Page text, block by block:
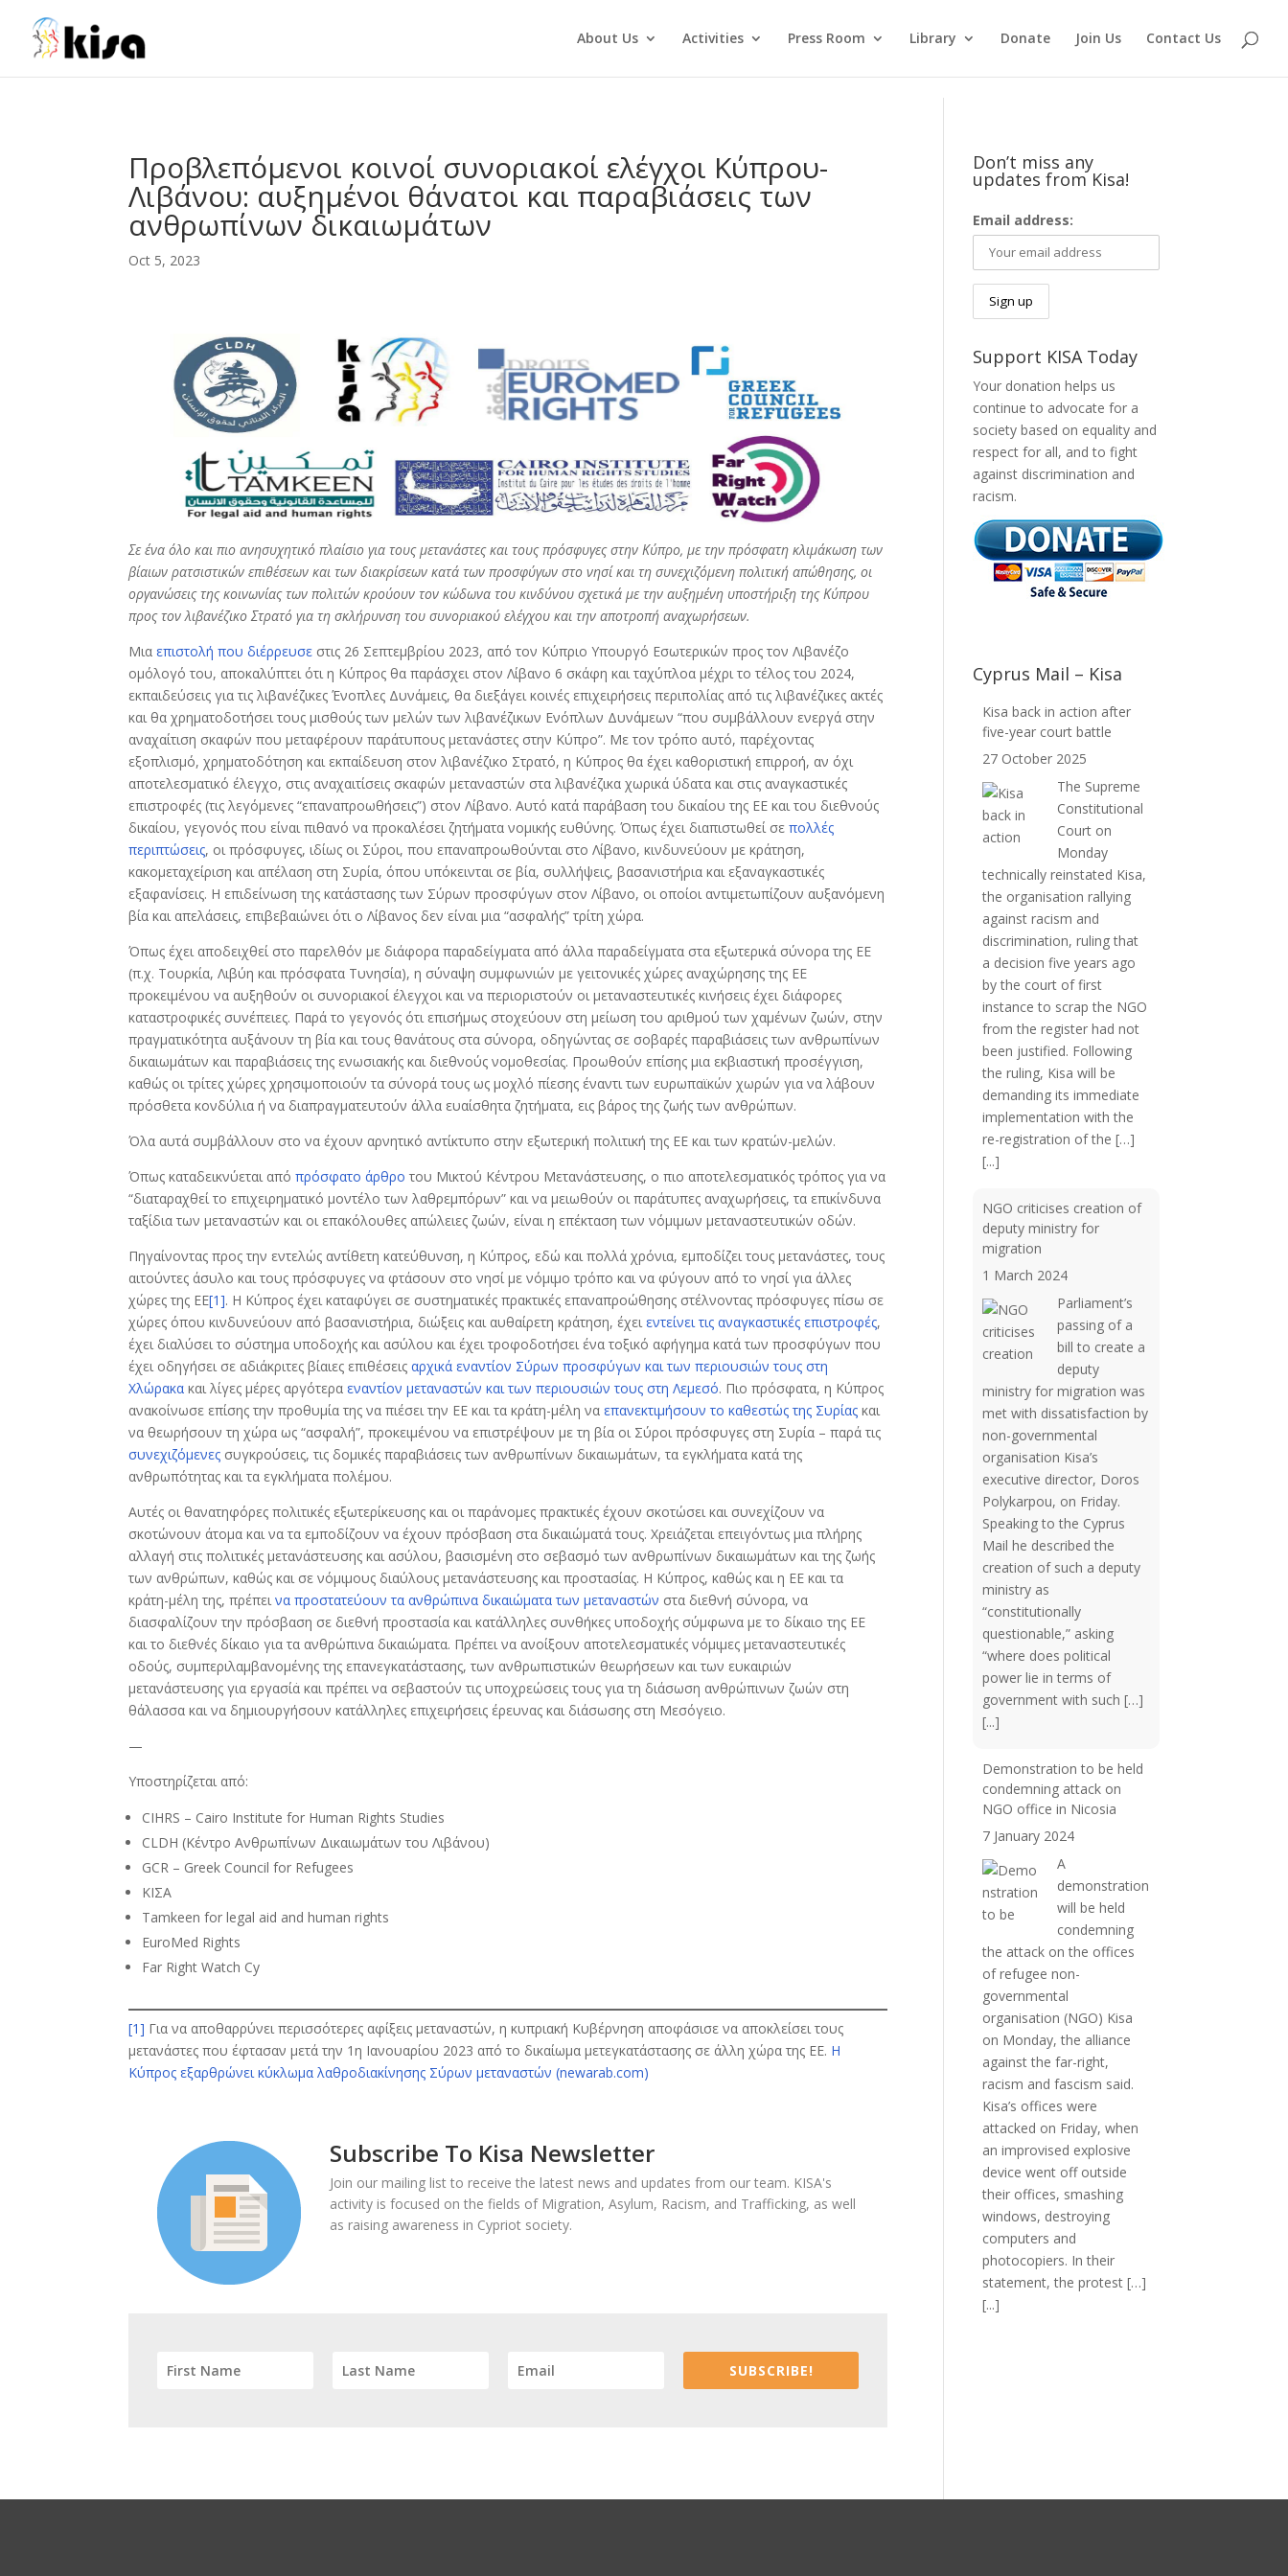
About Us
Activities Press Room Library Donate Join Us Contact Us
Προβλεπόμενοι κοινοί συνοριακοί ελέγχοι Κύπρου-
Λιβάνου: αυξημένοι θάνατοι και παραβιάσεις των
ανθρωπίνων δικαιωμάτων
Oct 5, 2023
Σε ένα όλο και πιο ανησυχητικό πλαίσιο για τους μετανάστες και τους πρόσφυγες στην Κύπρο, με την πρόσφατη κλιμάκωση των
βίαιων ρατσιστικών επιθέσεων και των διακρίσεων κατά των προσφύγων στο νησί και τη συνεχιζόμενη πολιτική απώθησης, οι
οργανώσεις της κοινωνίας των πολιτών κρούουν τον κώδωνα του κινδύνου σχετικά με την αυξημένη υποστήριξη της Κύπρου
προς τον λιβανέζικο Στρατό για τη σκλήρυνση του συνοριακού ελέγχου και την αποτροπή αναχωρήσεων.
Μιαεπιστολή που διέρρευσε στις 26 Σεπτεμβρίου 2023, από τον Κύπριο Υπουργό Εσωτερικών προς τον Λιβανέζο
ομόλογό του, αποκαλύπτει ότι η Κύπρος θα παράσχει στον Λίβανο 6 σκάφη και ταχύπλοα μέχρι το τέλος του 2024,
εκπαιδεύσεις για τις λιβανέζικες Ένοπλες Δυνάμεις, θα διεξάγει κοινές επιχειρήσεις περιπολίας από τις λιβανέζικες ακτές
και θα χρηματοδοτήσει τους μισθούς των μελών των λιβανέζικων Ενόπλων Δυνάμεων “που συμβάλλουν ενεργά στην
αναχαίτιση σκαφών που μεταφέρουν παράτυπους μετανάστες στην Κύπρο”. Με τον τρόπο αυτό, παρέχοντας
εξοπλισμό, χρηματοδότηση και εκπαίδευση στον λιβανέζικο Στρατό, η Κύπρος θα έχει καθοριστική επιρροή, αν όχι
αποτελεσματικό έλεγχο, στις αναχαιτίσεις σκαφών μεταναστών στα λιβανέζικα χωρικά ύδατα και στις αναγκαστικές
επιστροφές (τις λεγόμενες “επαναπροωθήσεις”) στον Λίβανο. Αυτό κατά παράβαση του δικαίου της ΕΕ και του διεθνούς
δικαίου, γεγονός που είναι πιθανό να προκαλέσει ζητήματα νομικής ευθύνης. Όπως έχει διαπιστωθεί σεπολλές
περιπτώσεις, οι πρόσφυγες, ιδίως οι Σύροι, που επαναπροωθούνται στο Λίβανο, κινδυνεύουν με κράτηση,
κακομεταχείριση και απέλαση στη Συρία, όπου υπόκεινται σε βία, συλλήψεις, βασανιστήρια και εξαναγκαστικές
εξαφανίσεις. Η επιδείνωση της κατάστασης των Σύρων προσφύγων στον Λίβανο, οι οποίοι αντιμετωπίζουν αυξανόμενη
βία και απελάσεις, επιβεβαιώνει ότι ο Λίβανος δεν είναι μια “ασφαλής” τρίτη χώρα.
Όπως έχει αποδειχθεί στο παρελθόν με διάφορα παραδείγματα από άλλα παραδείγματα στα εξωτερικά σύνορα της ΕΕ
(π.χ. Τουρκία, Λιβύη και πρόσφατα Τυνησία), η σύναψη συμφωνιών με γειτονικές χώρες αναχώρησης της ΕΕ
προκειμένου να αυξηθούν οι συνοριακοί έλεγχοι και να περιοριστούν οι μεταναστευτικές κινήσεις έχει διάφορες
καταστροφικές συνέπειες. Παρά το γεγονός ότι επισήμως στοχεύουν στη μείωση του αριθμού των χαμένων ζωών, στην
πραγματικότητα αυξάνουν τη βία και τους θανάτους στα σύνορα, οδηγώντας σε σοβαρές παραβιάσεις των ανθρωπίνων
δικαιωμάτων και παραβιάσεις της ενωσιακής και διεθνούς νομοθεσίας. Προωθούν επίσης μια εκβιαστική προσέγγιση,
καθώς οι τρίτες χώρες χρησιμοποιούν τα σύνορά τους ως μοχλό πίεσης έναντι των ευρωπαϊκών χωρών για να λάβουν
πρόσθετα κονδύλια ή να διαπραγματευτούν άλλα ευαίσθητα ζητήματα, εις βάρος της ζωής των ανθρώπων.
Όλα αυτά συμβάλλουν στο να έχουν αρνητικό αντίκτυπο στην εξωτερική πολιτική της ΕΕ και των κρατών-μελών.
Όπως καταδεικνύεται απόπρόσφατο άρθρο του Μικτού Κέντρου Μετανάστευσης, ο πιο αποτελεσματικός τρόπος για να
“διαταραχθεί το επιχειρηματικό μοντέλο των λαθρεμπόρων” και να μειωθούν οι παράτυπες αναχωρήσεις, τα επικίνδυνα
ταξίδια των μεταναστών και οι επακόλουθες απώλειες ζωών, είναι η επέκταση των νόμιμων μεταναστευτικών οδών.
Πηγαίνοντας προς την εντελώς αντίθετη κατεύθυνση, η Κύπρος, εδώ και πολλά χρόνια, εμποδίζει τους μετανάστες, τους
αιτούντες άσυλο και τους πρόσφυγες να φτάσουν στο νησί με νόμιμο τρόπο και να φύγουν από το νησί για άλλες
χώρες της ΕΕ[1]. Η Κύπρος έχει καταφύγει σε συστηματικές πρακτικές επαναπροώθησης στέλνοντας πρόσφυγες πίσω σε
χώρες όπου κινδυνεύουν από βασανιστήρια, διώξεις και αυθαίρετη κράτηση, έχειεντείνει τις αναγκαστικές επιστροφές,
έχει διαλύσει το σύστημα υποδοχής και ασύλου και έχει τροφοδοτήσει ένα τοξικό αφήγημα κατά των προσφύγων που
έχει οδηγήσει σε αδιάκριτες βίαιες επιθέσειςαρχικά εναντίον Σύρων προσφύγων και των περιουσιών τους στη
Χλώρακα και λίγες μέρες αργότεραεναντίον μεταναστών και των περιουσιών τους στη Λεμεσό. Πιο πρόσφατα, η Κύπρος
ανακοίνωσε επίσης την προθυμία της να πιέσει την ΕΕ και τα κράτη-μέλη ναεπανεκτιμήσουν το καθεστώς της Συρίας και
να θεωρήσουν τη χώρα ως “ασφαλή”, προκειμένου να επιστρέψουν με τη βία οι Σύροι πρόσφυγες στη Συρία – παρά τις
συνεχιζόμενες συγκρούσεις, τις δομικές παραβιάσεις των ανθρωπίνων δικαιωμάτων, τα εγκλήματα κατά της
ανθρωπότητας και τα εγκλήματα πολέμου.
Αυτές οι θανατηφόρες πολιτικές εξωτερίκευσης και οι παράνομες πρακτικές έχουν σκοτώσει και συνεχίζουν να
σκοτώνουν άτομα και να τα εμποδίζουν να έχουν πρόσβαση στα δικαιώματά τους. Χρειάζεται επειγόντως μια πλήρης
αλλαγή στις πολιτικές μετανάστευσης και ασύλου, βασισμένη στο σεβασμό των ανθρωπίνων δικαιωμάτων και της ζωής
των ανθρώπων, καθώς και σε νόμιμους διαύλους μετανάστευσης και προστασίας. Η Κύπρος, καθώς και η ΕΕ και τα
κράτη-μέλη της, πρέπεινα προστατεύουν τα ανθρώπινα δικαιώματα των μεταναστών στα διεθνή σύνορα, να
διασφαλίζουν την πρόσβαση σε διεθνή προστασία και κατάλληλες συνθήκες υποδοχής σύμφωνα με το δίκαιο της ΕΕ
και το διεθνές δίκαιο για τα ανθρώπινα δικαιώματα. Πρέπει να ανοίξουν αποτελεσματικές νόμιμες μεταναστευτικές
οδούς, συμπεριλαμβανομένης της επανεγκατάστασης, των ανθρωπιστικών θεωρήσεων και των ευκαιριών
μετανάστευσης για εργασία̇ και πρέπει να σεβαστούν τις υποχρεώσεις τους για τη διάσωση ανθρώπινων ζωών στη
θάλασσα και να δημιουργήσουν κατάλληλες επιχειρήσεις έρευνας και διάσωσης στη Μεσόγειο.
—
Υποστηρίζεται από:
CIHRS – Cairo Institute for Human Rights Studies
CLDH (Κέντρο Ανθρωπίνων Δικαιωμάτων του Λιβάνου)
GCR – Greek Council for Refugees
ΚΙΣΑ
Tamkeen for legal aid and human rights
EuroMed Rights
Far Right Watch Cy
[1] Για να αποθαρρύνει περισσότερες αφίξεις μεταναστών, η κυπριακή Κυβέρνηση αποφάσισε να αποκλείσει τους
μετανάστες που έφτασαν μετά την 1η Ιανουαρίου 2023 από το δικαίωμα μετεγκατάστασης σε άλλη χώρα της ΕΕ. Η
Κύπρος εξαρθρώνει κύκλωμα λαθροδιακίνησης Σύρων μεταναστών (newarab.com)
Subscribe To Kisa Newsletter
Join our mailing list to receive the latest news and updates from our team. KISA's
activity is focused on the fields of Migration, Asylum, Racism, and Trafficking, as well
as raising awareness in Cypriot society.
SUBSCRIBE!
Don’t miss any
updates from Kisa!
Email address:
Support KISA Today
Your donation helps us
continue to advocate for a
society based on equality and
respect for all, and to fight
against discrimination and
racism.
Cyprus Mail – Kisa
Kisa back in action after
five-year court battle
27 October 2025
The Supreme
Constitutional
Court on
Monday
technically reinstated Kisa,
the organisation rallying
against racism and
discrimination, ruling that
a decision five years ago
by the court of first
instance to scrap the NGO
from the register had not
been justified. Following
the ruling, Kisa will be
demanding its immediate
implementation with the
re-registration of the […]
[...]
NGO criticises creation of
deputy ministry for
migration
1 March 2024
Parliament’s
passing of a
bill to create a
deputy
ministry for migration was
met with dissatisfaction by
non-governmental
organisation Kisa’s
executive director, Doros
Polykarpou, on Friday.
Speaking to the Cyprus
Mail he described the
creation of such a deputy
ministry as
“constitutionally
questionable,” asking
“where does political
power lie in terms of
government with such […]
[...]
Demonstration to be held
condemning attack on
NGO office in Nicosia
7 January 2024
A
demonstration
will be held
condemning
the attack on the offices
of refugee non-
governmental
organisation (NGO) Kisa
on Monday, the alliance
against the far-right,
racism and fascism said.
Kisa’s offices were
attacked on Friday, when
an improvised explosive
device went off outside
their offices, smashing
windows, destroying
computers and
photocopiers. In their
statement, the protest […]
[...]